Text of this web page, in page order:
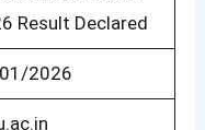
Result Declared
2026